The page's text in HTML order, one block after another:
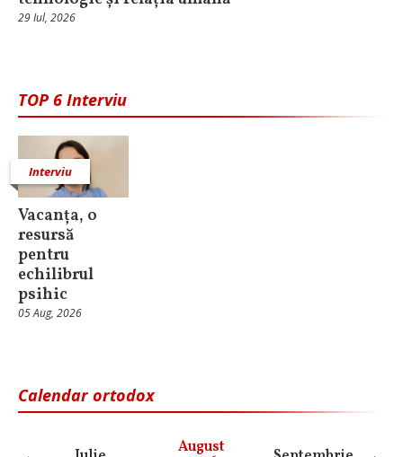
29 Iul, 2026
TOP 6 Interviu
Interviu
Vacanța, o
resursă
pentru
echilibrul
psihic
05 Aug, 2026
Calendar ortodox
August